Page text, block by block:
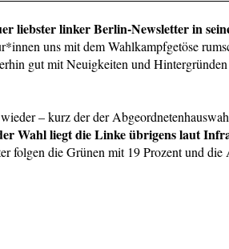
liebster linker Berlin-Newsletter in
uns mit dem Wahlkampfgetöse
gut mit Neuigkeiten und Hintergründen
– kurz der der
Wahl liegt die Linke übrigens laut
folgen die Grünen mit 19 Prozent und